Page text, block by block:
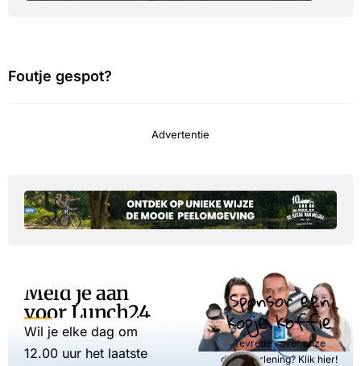
Foutje gespot?
Advertentie
Meld je aan
voor Lunch24
Wil je elke dag om
12.00 uur het laatste
Sponsor een
kopje koffie
Tevreden over onze
dienstverlening? Klik hier!